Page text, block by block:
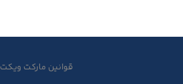
قوانین مارکت ویکت